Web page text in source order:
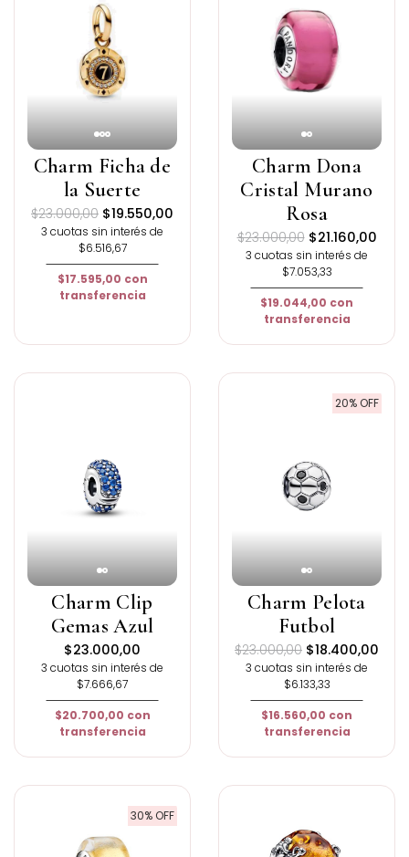
Charm Ficha de
la Suerte
$23.000,00 $19.550,00
3 cuotas sin interés de
$6.516,67
$17.595,00 con
transferencia
Charm Dona
Cristal Murano
Rosa
$23.000,00$21.160,00
3 cuotas sin interés de
$7.053,33
$19.044,00 con
transferencia
Charm Clip
Gemas Azul
$23.000,00
3 cuotas sin interés de
$7.666,67
$20.700,00 con
transferencia
20% OFF
Charm Pelota
Futbol
$23.000,00 $18.400,00
3 cuotas sin interés de
$6.133,33
$16.560,00 con
transferencia
30% OFF